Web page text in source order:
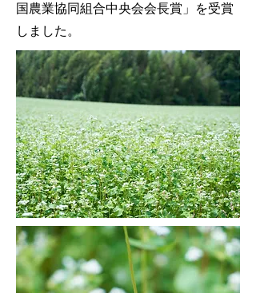
国農業協同組合中央会会長賞」を受賞
しました。